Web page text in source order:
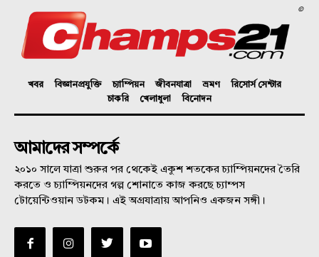
©
খবর বিজ্ঞানপ্রযুক্তি চ্যাম্পিয়ন জীবনযাত্রা ভ্রমণ
রিসোর্স সেন্টার
চাকরি
খেলাধুলা বিনোদন
আমাদের সম্পর্কে
২০১০ সালে যাত্রা শুরুর পর থেকেই একুশ শতকের চ্যাম্পিয়নদের তৈরি
করতে ও চ্যাম্পিয়নদের গল্প শোনাতে কাজ করছে চ্যাম্পস
টোয়েন্টিওয়ান ডটকম। এই অগ্রযাত্রায় আপনিও একজন সঙ্গী।